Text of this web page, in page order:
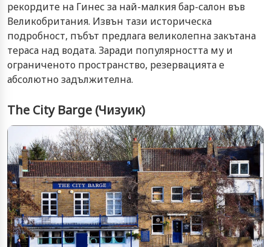
рекордите на Гинес за най-малкия бар-салон във
Великобритания. Извън тази историческа
подробност, пъбът предлага великолепна закътана
тераса над водата. Заради популярността му и
ограниченото пространство, резервацията е
абсолютно задължителна.
The City Barge (Чизуик)